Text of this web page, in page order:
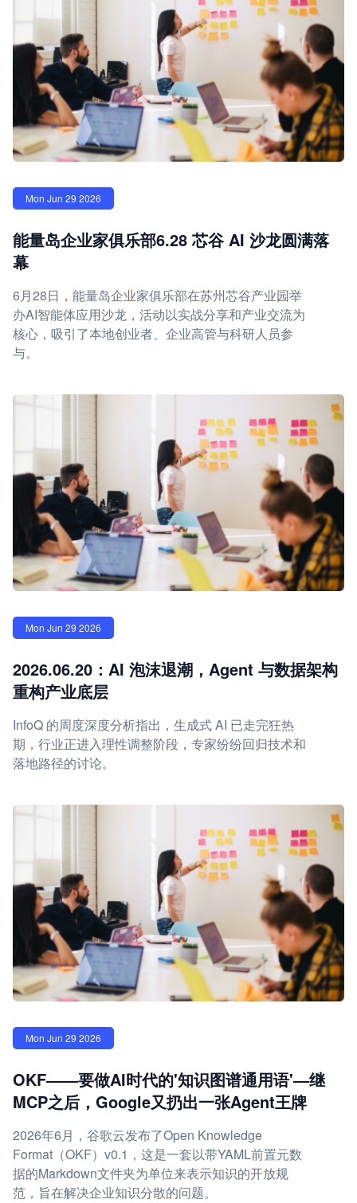
Mon Jun 29 2026
能量岛企业家俱乐部6.28 芯谷 AI 沙龙圆满落
幕
6月28日，能量岛企业家俱乐部在苏州芯谷产业园举
办AI智能体应用沙龙，活动以实战分享和产业交流为
核心，吸引了本地创业者、企业高管与科研人员参
与。
Mon Jun 29 2026
2026.06.20：AI 泡沫退潮，Agent 与数据架构
重构产业底层
InfoQ 的周度深度分析指出，生成式 AI 已走完狂热
期，行业正进入理性调整阶段，专家纷纷回归技术和
落地路径的讨论。
Mon Jun 29 2026
OKF——要做AI时代的'知识图谱通用语'—继
MCP之后，Google又扔出一张Agent王牌
2026年6月，谷歌云发布了Open Knowledge
Format（OKF）v0.1，这是一套以带YAML前置元数
据的Markdown文件夹为单位来表示知识的开放规
范，旨在解决企业知识分散的问题。